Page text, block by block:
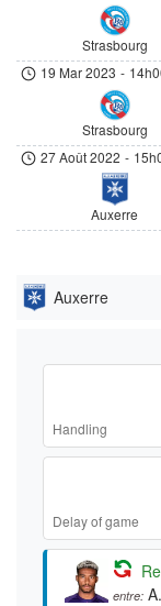
Strasbourg
19 Mar 2023 -
Strasbourg
27 Août 2022 -
Auxerre
Auxerre
Handling
Delay of game
entre: